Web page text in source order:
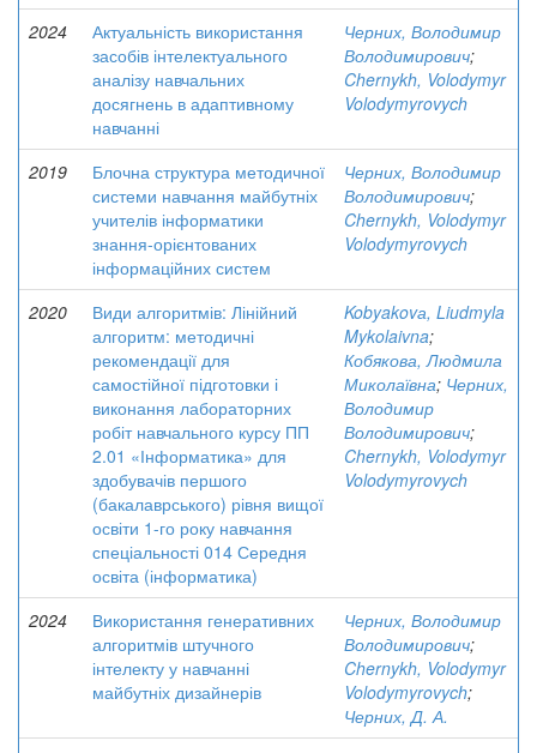
2024
Актуальність використання
засобів інтелектуального
аналізу навчальних
досягнень в адаптивному
навчанні
Черних, Володимир
Володимирович;
Chernykh, Volodymyr
Volodymyrovych
2019
Блочна структура методичної
системи навчання майбутніх
учителів інформатики
знання-орієнтованих
інформаційних систем
Черних, Володимир
Володимирович;
Chernykh, Volodymyr
Volodymyrovych
2020
Види алгоритмів: Лінійний
алгоритм: методичні
рекомендації для
самостійної підготовки і
виконання лабораторних
робіт навчального курсу ПП
2.01 «Інформатика» для
здобувачів першого
(бакалаврського) рівня вищої
освіти 1-го року навчання
спеціальності 014 Середня
освіта (інформатика)
Kobyakovа, Liudmyla
Mykolaivna;
Кобякова, Людмила
Миколаївна; Черних,
Володимир
Володимирович;
Chernykh, Volodymyr
Volodymyrovych
2024
Використання генеративних
алгоритмів штучного
інтелекту у навчанні
майбутніх дизайнерів
Черних, Володимир
Володимирович;
Chernykh, Volodymyr
Volodymyrovych;
Черних, Д. А.